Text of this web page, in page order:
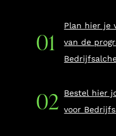
Plan hier je
van de
Bestel hier
voor